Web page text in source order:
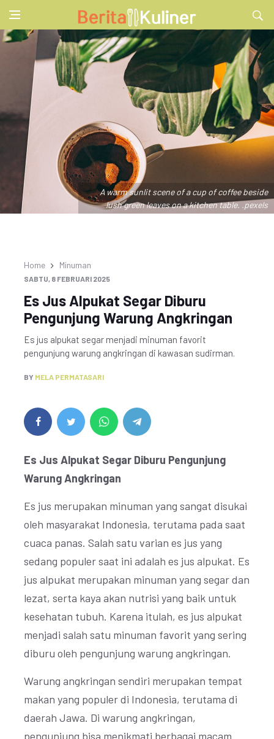
A warm sunlit scene of a cup of coffee beside
lush green leaves on a kitchen table. .pexels
Home Minuman
SABTU, 8 FEBRUARI 2025
Es Jus Alpukat Segar Diburu
Pengunjung Warung Angkringan
Es jus alpukat segar menjadi minuman favorit
pengunjung warung angkringan di kawasan sudirman.
BY MELA PERMATASARI
Es Jus Alpukat Segar Diburu Pengunjung
Warung Angkringan
Es jus merupakan minuman yang sangat disukai
oleh masyarakat Indonesia, terutama pada saat
cuaca panas. Salah satu varian es jus yang
sedang populer saat ini adalah es jus alpukat. Es
jus alpukat merupakan minuman yang segar dan
lezat, serta kaya akan nutrisi yang baik untuk
kesehatan tubuh. Karena itulah, es jus alpukat
menjadi salah satu minuman favorit yang sering
diburu oleh pengunjung warung angkringan.
Warung angkringan sendiri merupakan tempat
makan yang populer di Indonesia, terutama di
daerah Jawa. Di warung angkringan,
pengunjung bisa menikmati berbagai macam